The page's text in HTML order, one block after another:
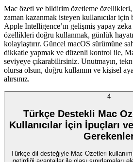
Mac özeti ve bildirim özetleme
zaman kazanmak isteyen kullanıcılar için
Apple Intelligence’ın gelişmiş yapay
özellikleri doğru kullanmak, günlük
kolaylaştırır. Güncel macOS sürümüne
dikkatle yapmak ve düzenli kontrol ile,
seviyeye çıkarabilirsiniz. Unutmayın,
olursa olsun, doğru kullanım ve kişisel
alırsınız.
4
Türkçe Destekli Mac
Kullanıcılar İçin İpuçları
Türkçe dil desteğiyle Mac Ozetleri